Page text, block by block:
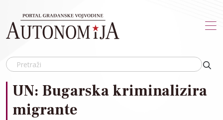
UN: Bugarska kriminalizira
migrante